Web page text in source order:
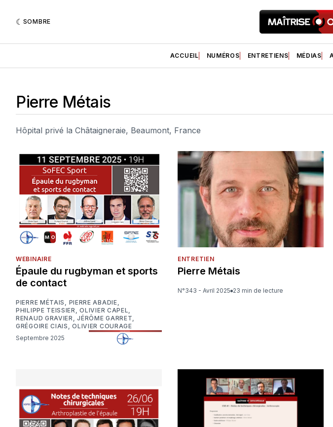
SOMBRE
ACCUEIL NUMÉROS ENTRETIENS MÉDIAS
Pierre Métais
Hôpital privé la Châtaigneraie, Beaumont, France
WEBINAIRE
Épaule du rugbyman et sports
de contact
PIERRE MÉTAIS , PIERRE ABADIE,
PHILIPPE TEISSIER,OLIVIER CAPEL,
RENAUD GRAVIER,JÉRÔME GARRET,
GRÉGOIRE CIAIS ,OLIVIER COURAGE
Septembre 2025
ENTRETIEN
Pierre Métais
N°343 - Avril 2025 23 min de lecture